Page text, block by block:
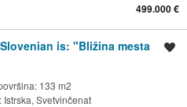
499.000 €
is: "Bližina mesta
133 m2
Istrska, Svetvinčenat